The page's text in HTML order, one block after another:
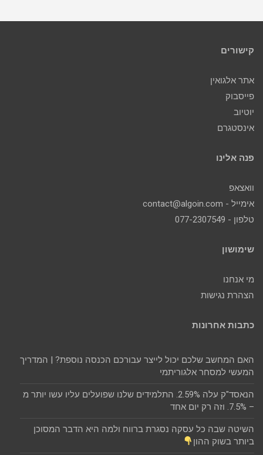
קישורים
אתר אלגואין
פייסבוק
יוטיוב
אינסטגרם
פנה אלינו
וואצאפ
אימייל - contact@algoin.com
טלפון - 077-2307549
שימושון
מי אנחנו
הצהרת נגישות
כתבות אחרונות
האם המחשב שלכם יכול לייצר עבורכם הכנסה נוספת? | המדריך
המעשי למסחר אלגוריתמי
הנאסד"ק עלה 2.59%. התלמידים שלנו שפועלים עליו עשו יותר מ
– 7.5%. וזה רק יום אחד
השיטה שבה כל עסקה נסגרת ברווח ולמה היא הדבר המסוכן
ביותר בשוק ההון